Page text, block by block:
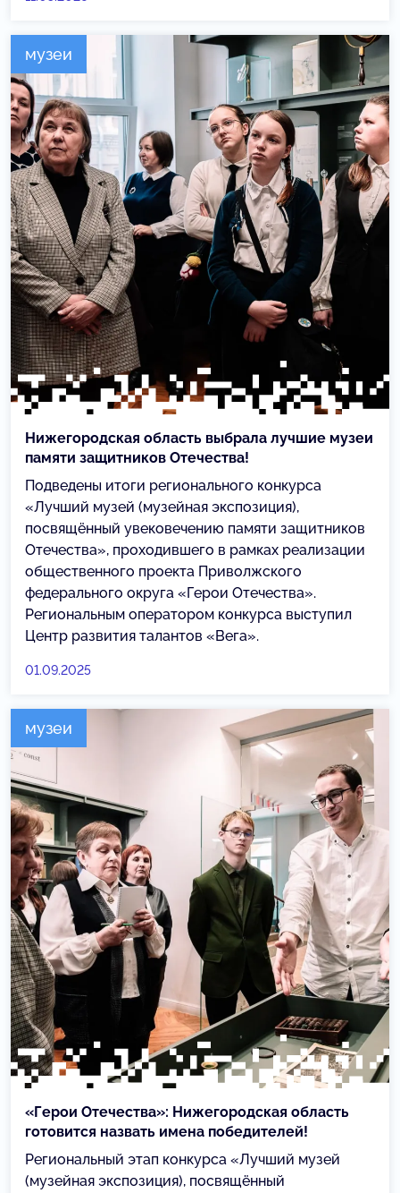
музеи
Нижегородская область выбрала лучшие музеи
памяти защитников Отечества!
Подведены итоги регионального конкурса
«Лучший музей (музейная экспозиция),
посвящённый увековечению памяти защитников
Отечества», проходившего в рамках реализации
общественного проекта Приволжского
федерального округа «Герои Отечества».
Региональным оператором конкурса выступил
Центр развития талантов «Вега».
01.09.2025
музеи
«Герои Отечества»: Нижегородская область
готовится назвать имена победителей!
Региональный этап конкурса «Лучший музей
(музейная экспозиция), посвящённый